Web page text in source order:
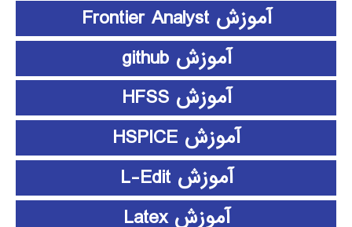
آموزش Frontier Analyst
آموزش github
آموزش HFSS
آموزش HSPICE
آموزش L-Edit
آموزش Latex